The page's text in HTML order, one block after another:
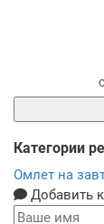
Категории
Омлет на
Добавить